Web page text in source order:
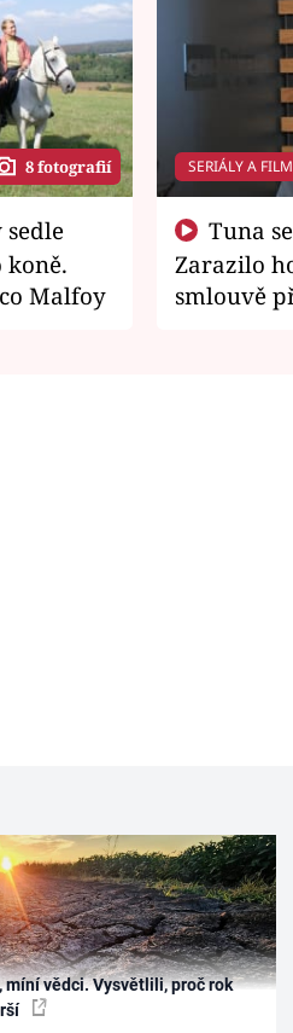
8 fotografií
Malfoy
SERIÁLY A
Zarazilo
smlouvě
míní vědci. Vysvětlili, proč rok